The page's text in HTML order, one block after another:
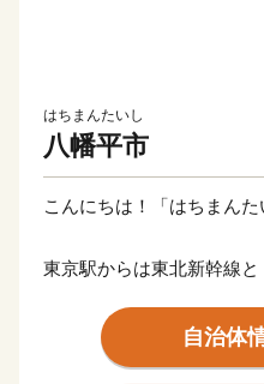
はちまんたいし
八幡平市
こんにちは！「はちまんた
東京駅からは東北新幹線と
ング・ゴルフ・スキー・
東北でも有数のリゾート地
自治体